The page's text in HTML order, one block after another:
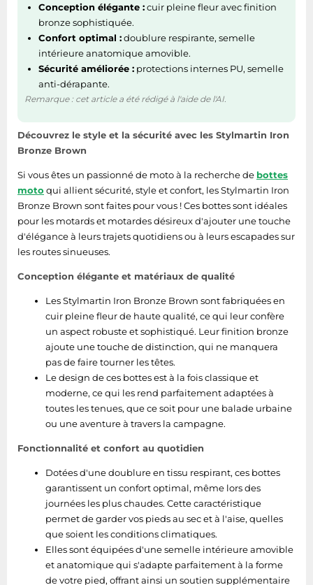
Smartphones
Sèche-linge
Tablettes tactiles
Tondeuses cheveux & barbe
Téléphonie
Télévision & vidéo
Conception élégante :cuir pleine fleur avec finition
bronze sophistiquée.
Confort optimal :doublure respirante, semelle
intérieure anatomique amovible.
Sécurité améliorée : protections internes PU, semelle
anti-dérapante.
Remarque : cet article a été rédigé à l'aide de l'AI.
Découvrez le style et la sécurité avec les Stylmartin Iron
Bronze Brown
Si vous êtes un passionné de moto à la recherche de bottes
moto qui allient sécurité, style et confort, les Stylmartin Iron
Bronze Brown sont faites pour vous ! Ces bottes sont idéales
pour les motards et motardes désireux d'ajouter une touche
d'élégance à leurs trajets quotidiens ou à leurs escapades sur
les routes sinueuses.
Conception élégante et matériaux de qualité
Les Stylmartin Iron Bronze Brown sont fabriquées en
cuir pleine fleur de haute qualité, ce qui leur confère
un aspect robuste et sophistiqué. Leur finition bronze
ajoute une touche de distinction, qui ne manquera
pas de faire tourner les têtes.
Le design de ces bottes est à la fois classique et
moderne, ce qui les rend parfaitement adaptées à
toutes les tenues, que ce soit pour une balade urbaine
ou une aventure à travers la campagne.
Fonctionnalité et confort au quotidien
Dotées d'une doublure en tissu respirant, ces bottes
garantissent un confort optimal, même lors des
journées les plus chaudes. Cette caractéristique
permet de garder vos pieds au sec et à l'aise, quelles
que soient les conditions climatiques.
Elles sont équipées d'une semelle intérieure amovible
et anatomique qui s'adapte parfaitement à la forme
de votre pied, offrant ainsi un soutien supplémentaire